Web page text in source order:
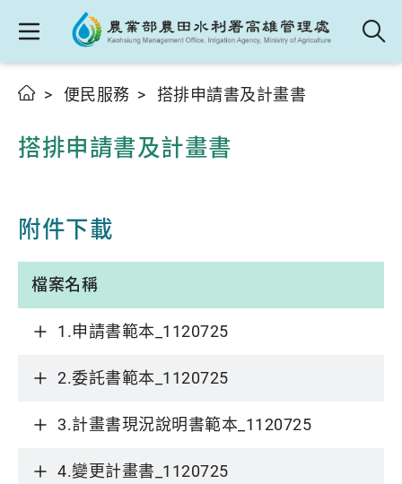
便民服務 搭排申請書及計畫書
搭排申請書及計畫書
附件下載
檔案名稱
1.申請書範本_1120725
2.委託書範本_1120725
3.計畫書現況說明書範本_1120725
4.變更計畫書_1120725